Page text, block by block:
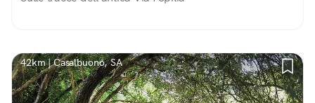
42km | Casalbuono, SA